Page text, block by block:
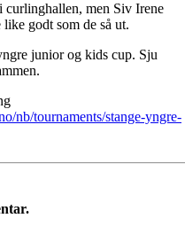
men Siv Irene
godt som de så ut.
junior og kids cup. Sju
nb/tournaments/stange-yngre-